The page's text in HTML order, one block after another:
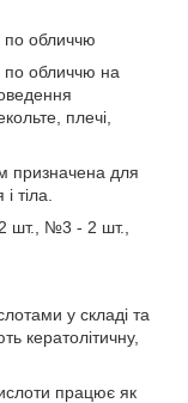
обличчю
обличчю на
плечі,
призначена для
тіла.
шт., №3 - 2 шт.,
у складі та
кератолітичну,
працює як